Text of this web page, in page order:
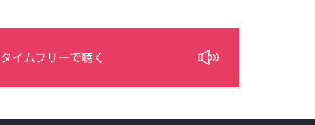
タイムフリーで聴く